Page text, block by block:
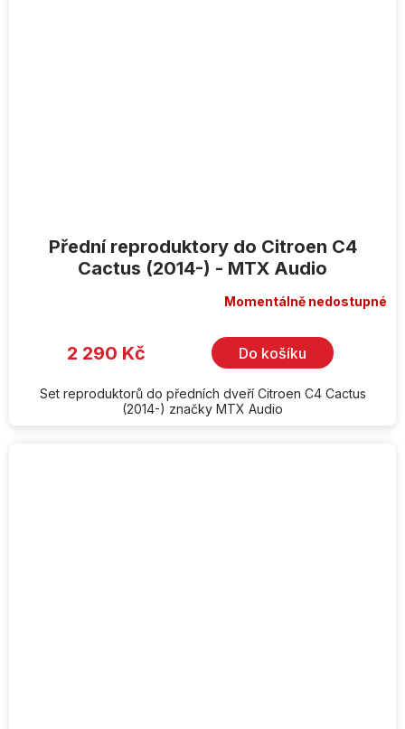
Přední reproduktory do Citroen C4
Cactus (2014-) - MTX Audio
Momentálně nedostupné
2 290 Kč Do košíku
Set reproduktorů do předních dveří Citroen C4 Cactus
(2014-) značky MTX Audio